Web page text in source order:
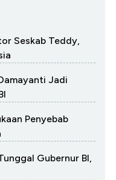
Seskab Teddy,
Jadi
Penyebab
Gubernur BI,